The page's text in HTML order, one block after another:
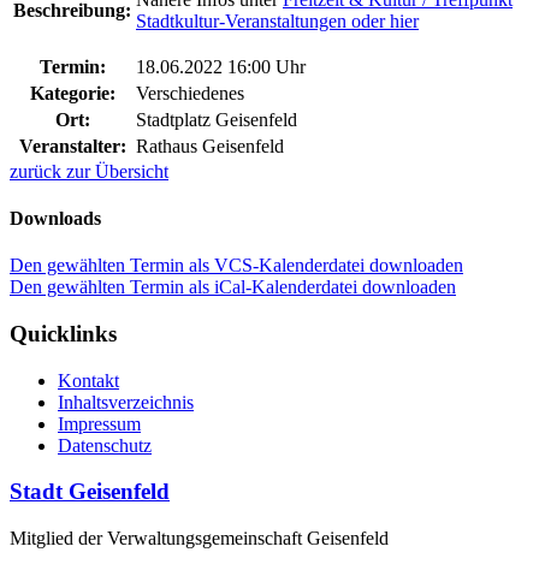
Beschreibung:
Stadtkultur-Veranstaltungen oder hier
Termin:
18.06.2022 16:00 Uhr
Kategorie:
Verschiedenes
Ort:
Stadtplatz Geisenfeld
Veranstalter: Rathaus Geisenfeld
zurück zur Übersicht
Downloads
Den gewählten Termin als VCS-Kalenderdatei downloaden
Den gewählten Termin als iCal-Kalenderdatei downloaden
Quicklinks
Kontakt
Inhaltsverzeichnis
Impressum
Datenschutz
Stadt Geisenfeld
Mitglied der Verwaltungsgemeinschaft Geisenfeld